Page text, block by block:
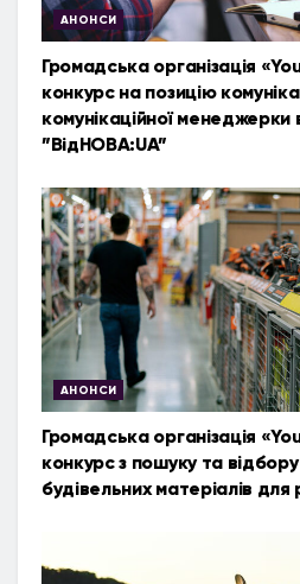
АНОНСИ
Громадська організація
конкурс на позицію
комунікаційної
”ВідНОВА:UA”
АНОНСИ
Громадська організація
конкурс з пошуку та
будівельних матеріалів